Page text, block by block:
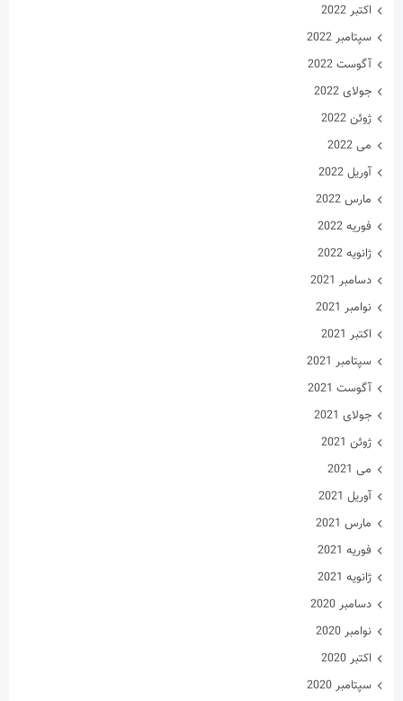
اکتبر 2022
سپتامبر 2022
آگوست 2022
جولای 2022
ژوئن 2022
می 2022
آوریل 2022
مارس 2022
فوریه 2022
ژانویه 2022
دسامبر 2021
نوامبر 2021
اکتبر 2021
سپتامبر 2021
آگوست 2021
جولای 2021
ژوئن 2021
می 2021
آوریل 2021
مارس 2021
فوریه 2021
ژانویه 2021
دسامبر 2020
نوامبر 2020
اکتبر 2020
سپتامبر 2020